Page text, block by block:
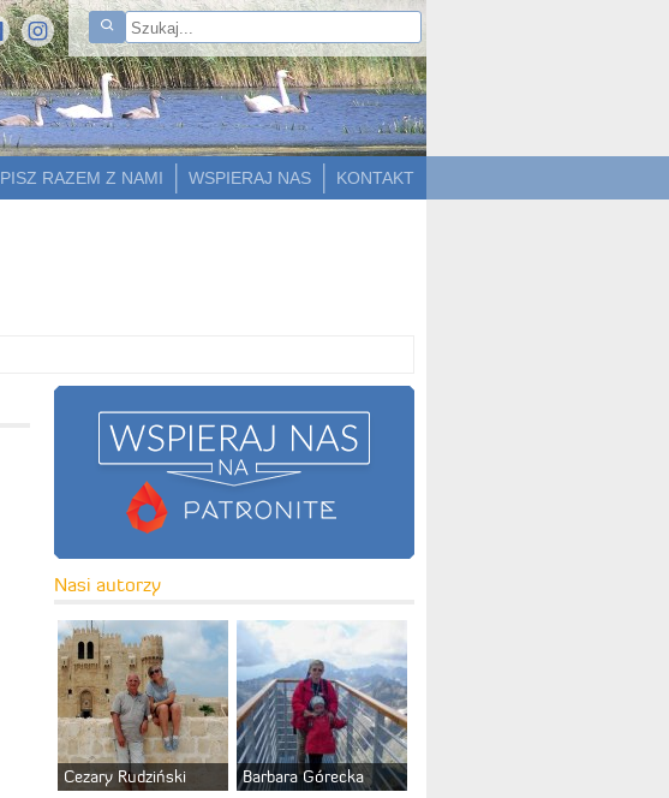
KONTAKT
WSPIERAJ NAS
PISZ RAZEM Z NAMI
Nasi autorzy
Cezary Rudziński Barbara Górecka